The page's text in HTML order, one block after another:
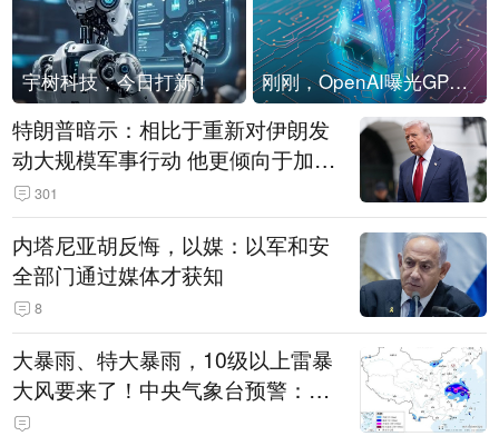
宇树科技，今日打新！ 刚刚，OpenAI曝光GPT-6！传10万亿参数，8月强行发布
特朗普暗示：相比于重新对伊朗发
动大规模军事行动 他更倾向于加大
经济施压
301
内塔尼亚胡反悔，以媒：以军和安
全部门通过媒体才获知
8
大暴雨、特大暴雨，10级以上雷暴
大风要来了！中央气象台预警：今
天到明天，浙江、安徽有特大暴雨